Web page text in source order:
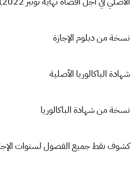
نسخة من دبلوم الإجازة
شهادة الباكالوريا الأصلية
نسخة من شهادة الباكالوريا
كشوف نقط جميع الفصول لسنوات